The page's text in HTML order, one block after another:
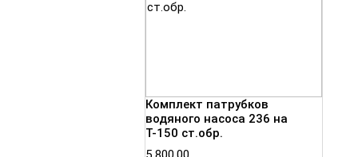
Комплект патрубков
водяного насоса 236 на
Т-150 ст.обр.